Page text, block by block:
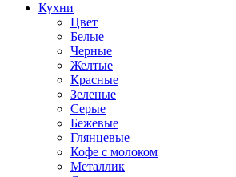
Кухни
Цвет
Белые
Черные
Желтые
Красные
Зеленые
Серые
Бежевые
Глянцевые
Кофе с молоком
Металлик